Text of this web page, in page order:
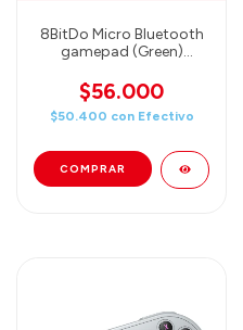
8BitDo Micro Bluetooth
gamepad (Green)
$56.000
$50.400 con Efectivo